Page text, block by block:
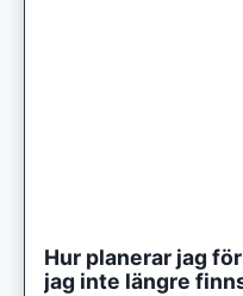
Hur planerar jag
jag inte längre